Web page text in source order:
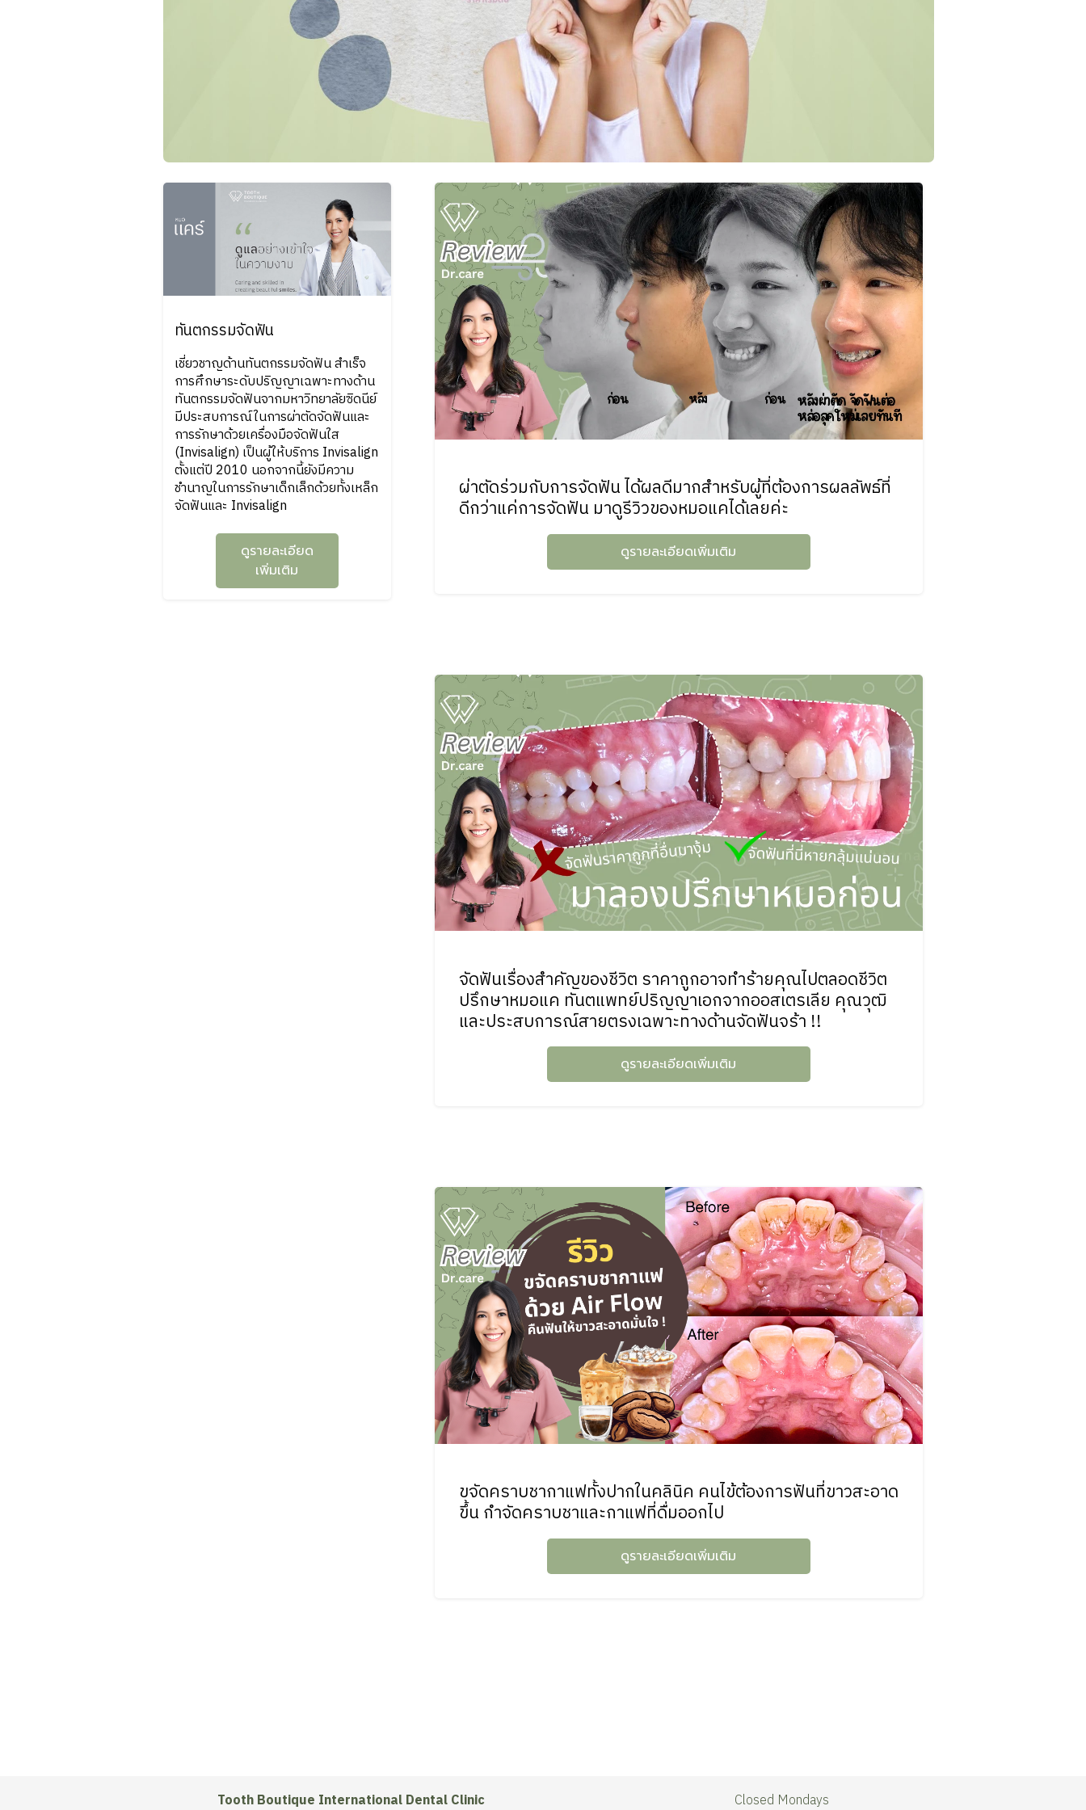
ทันตกรรมจัดฟัน
เชี่ยวชาญด้านทันตกรรมจัดฟัน สำเร็จ
การศึกษาระดับปริญญาเฉพาะทางด้าน
ทันตกรรมจัดฟันจากมหาวิทยาลัยซิดนีย์
มีประสบการณ์ในการผ่าตัดจัดฟันและ
การรักษาด้วยเครื่องมือจัดฟันใส
(Invisalign) เป็นผู้ให้บริการ Invisalign
ตั้งแต่ปี 2010 นอกจากนี้ยังมีความ
ชำนาญในการรักษาเด็กเล็กด้วยทั้งเหล็ก
จัดฟันและ Invisalign
ดูรายละเอียด
เพิ่มเติม
ผ่าตัดร่วมกับการจัดฟัน ได้ผลดีมากสำหรับผู้ที่ต้องการผลลัพธ์ที่
ดีกว่าแค่การจัดฟัน มาดูรีวิวของหมอแคได้เลยค่ะ
ดูรายละเอียดเพิ่มเติม
จัดฟันเรื่องสำคัญของชีวิต ราคาถูกอาจทำร้ายคุณไปตลอดชีวิต
ปรึกษาหมอแค ทันตแพทย์ปริญญาเอกจากออสเตรเลีย คุณวุฒิ
และประสบการณ์สายตรงเฉพาะทางด้านจัดฟันจร้า !!
ดูรายละเอียดเพิ่มเติม
ขจัดคราบชากาแฟทั้งปากในคลินิค คนไข้ต้องการฟันที่ขาวสะอาด
ขึ้น กำจัดคราบชาและกาแฟที่ดื่มออกไป
ดูรายละเอียดเพิ่มเติม
Tooth Boutique International Dental Clinic
Closed Mondays